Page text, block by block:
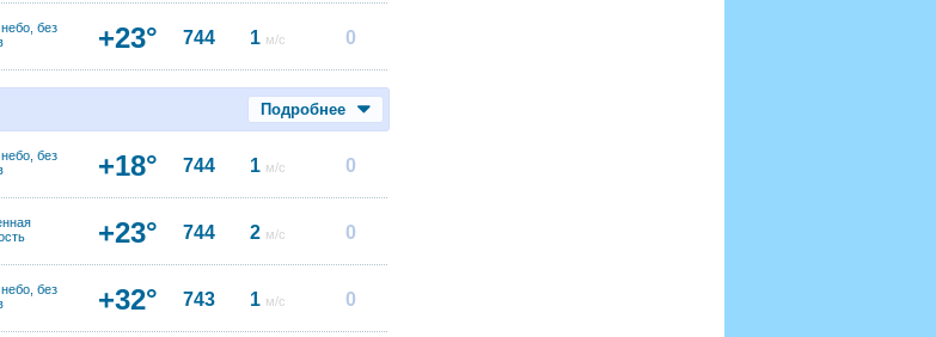
без
+23° 744 1 м/с 0
Подробнее
без
+18° 744 1 м/с 0
+23° 744 2 м/с 0
без
+32° 743 1 м/с 0